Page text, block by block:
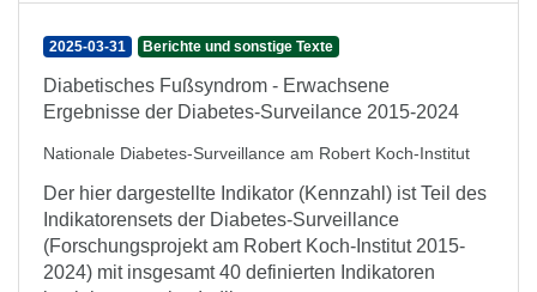
2025-03-31 Berichte und sonstige Texte
Diabetisches Fußsyndrom - Erwachsene
Ergebnisse der Diabetes-Surveilance 2015-2024
Nationale Diabetes-Surveillance am Robert Koch-Institut
Der hier dargestellte Indikator (Kennzahl) ist Teil des
Indikatorensets der Diabetes-Surveillance
(Forschungsprojekt am Robert Koch-Institut 2015-
2024) mit insgesamt 40 definierten Indikatoren